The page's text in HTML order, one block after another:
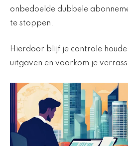
onbedoelde dubbele
te stoppen.
Hierdoor blijf je controle
uitgaven en voorkom je